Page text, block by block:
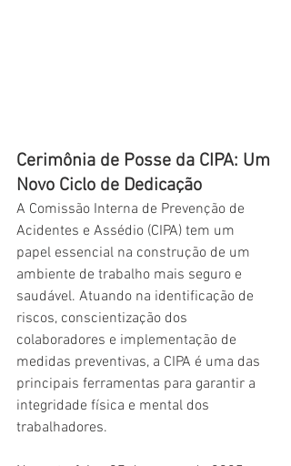
Cerimônia de Posse da CIPA: Um
Novo Ciclo de Dedicação
A Comissão Interna de Prevenção de
Acidentes e Assédio (CIPA) tem um
papel essencial na construção de um
ambiente de trabalho mais seguro e
saudável. Atuando na identificação de
riscos, conscientização dos
colaboradores e implementação de
medidas preventivas, a CIPA é uma das
principais ferramentas para garantir a
integridade física e mental dos
trabalhadores.